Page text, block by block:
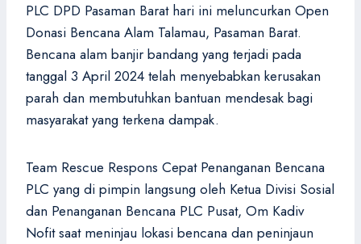
PLC DPD Pasaman Barat hari ini meluncurkan Open
Donasi Bencana Alam Talamau, Pasaman Barat.
Bencana alam banjir bandang yang terjadi pada
tanggal 3 April 2024 telah menyebabkan kerusakan
parah dan membutuhkan bantuan mendesak bagi
masyarakat yang terkena dampak.
Team Rescue Respons Cepat Penanganan Bencana
PLC yang di pimpin langsung oleh Ketua Divisi Sosial
dan Penanganan Bencana PLC Pusat, Om Kadiv
Nofit saat meninjau lokasi bencana dan peninjaun